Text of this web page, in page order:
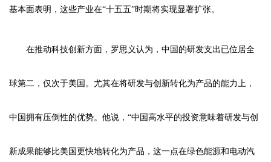
基本面表明，这些产业在“十五五”时期将实现显著扩张。
在推动科技创新方面，罗思义认为，中国的研发支出已位居全
球第二，仅次于美国。尤其在将研发与创新转化为产品的能力上，
中国拥有压倒性的优势。他说，“中国高水平的投资意味着研发与创
新成果能够比美国更快地转化为产品，这一点在绿色能源和电动汽